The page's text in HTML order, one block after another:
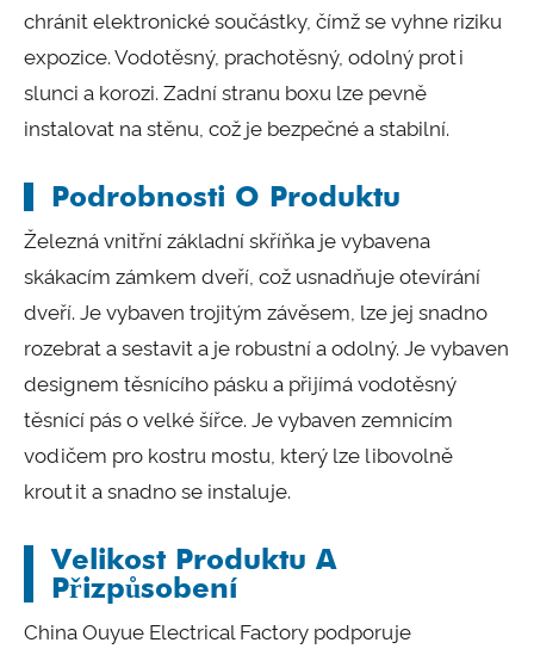
chránit elektronické součástky, čímž se vyhne riziku
expozice. Vodotěsný, prachotěsný, odolný proti
slunci a korozi. Zadní stranu boxu lze pevně
instalovat na stěnu, což je bezpečné a stabilní.
Podrobnosti O Produktu
Železná vnitřní základní skříňka je vybavena
skákacím zámkem dveří, což usnadňuje otevírání
dveří. Je vybaven trojitým závěsem, lze jej snadno
rozebrat a sestavit a je robustní a odolný. Je vybaven
designem těsnícího pásku a přijímá vodotěsný
těsnící pás o velké šířce. Je vybaven zemnicím
vodičem pro kostru mostu, který lze libovolně
kroutit a snadno se instaluje.
Velikost Produktu A
Přizpůsobení
China Ouyue Electrical Factory podporuje